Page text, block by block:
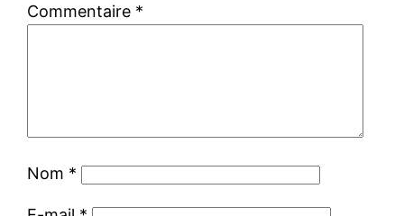
Commentaire *
Nom *